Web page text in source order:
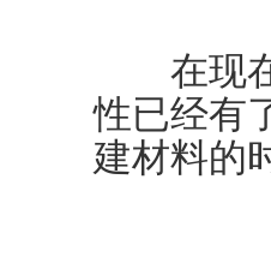
在现在
性已经有
建材料的